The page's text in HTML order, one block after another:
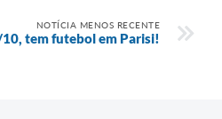
NOTÍCIA MENOS RECENTE
tem futebol em Parisi!